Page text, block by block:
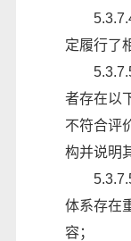
定履行了
者存在以
不符合评
构并说明
体系存在
容；